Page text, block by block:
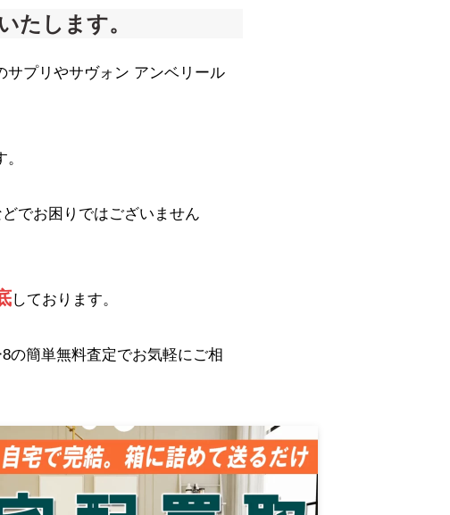
たします。
サプリやサヴォン アンベリール
でお困りではございません
しております。
の簡単無料査定でお気軽にご相